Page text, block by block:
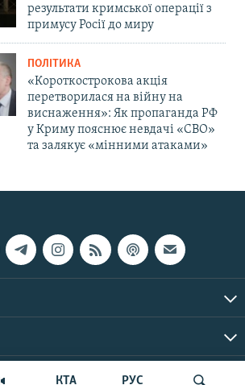
КТА РУС
результати кримської операції з
примусу Росії до миру
ПОЛІТИКА
«Короткострокова акція
перетворилася на війну на
виснаження»: Як пропаганда РФ
у Криму пояснює невдачі «СВО»
та залякує «мінними атаками»
© Крим.Реалії, 2026 | Усі права застережено.